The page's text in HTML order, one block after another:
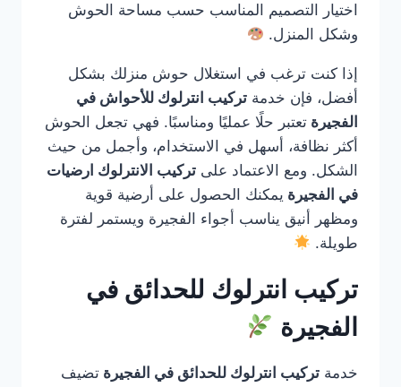
اختيار التصميم المناسب حسب مساحة الحوش
وشكل المنزل.
إذا كنت ترغب في استغلال حوش منزلك بشكل
أفضل، فإن خدمة تركيب انترلوك للأحواش في
الفجيرة تعتبر حلًا عمليًا ومناسبًا. فهي تجعل الحوش
أكثر نظافة، أسهل في الاستخدام، وأجمل من حيث
الشكل. ومع الاعتماد على تركيب الانترلوك ارضيات
في الفجيرة يمكنك الحصول على أرضية قوية
ومظهر أنيق يناسب أجواء الفجيرة ويستمر لفترة
طويلة.
تركيب انترلوك للحدائق في
الفجيرة
خدمة تركيب انترلوك للحدائق في الفجيرة تضيف